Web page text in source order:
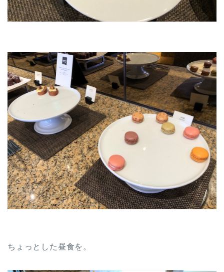
ちょっとした昼食を。